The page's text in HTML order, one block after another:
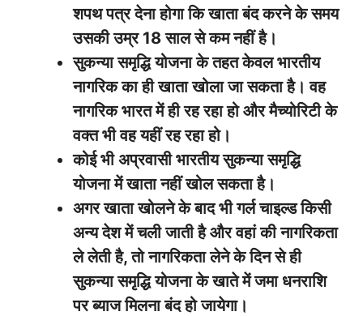
शपथ पत्र देना होगा कि खाता बंद करने के समय
उसकी उम्र 18 साल से कम नहीं है।
सुकन्या समृद्धि योजना के तहत केवल भारतीय
नागरिक का ही खाता खोला जा सकता है। वह
नागरिक भारत में ही रह रहा हो और मैच्योरिटी के
वक्त भी वह यहीं रह रहा हो।
कोई भी अप्रवासी भारतीय सुकन्या समृद्धि
योजना में खाता नहीं खोल सकता है।
अगर खाता खोलने के बाद भी गर्ल चाइल्ड किसी
अन्य देश में चली जाती है और वहां की नागरिकता
ले लेती है, तो नागरिकता लेने के दिन से ही
सुकन्या समृद्धि योजना के खाते में जमा धनराशि
पर ब्याज मिलना बंद हो जायेगा।